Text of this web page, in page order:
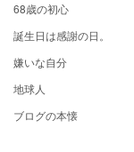
68歳の初心
誕生日は感謝の日。
嫌いな自分
地球人
ブログの本懐